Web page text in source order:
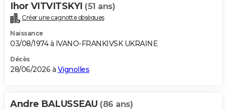
Alimentation
Guide de la santé
Maladies
Médicaments
Sommeil
VOYAGE
Destinations
City break
Voyage nature
Voyage de noces
Forum
Climat
+PHOTO
GUIDES D'ACHAT
CARTE DE VOEUX
Ihor VITVITSKYI (51 ans)
Créer une cagnotte obsèques
Naissance
03/08/1974 à IVANO-FRANKIVSK UKRAINE
Décès
28/06/2026 à Vignolles
Andre BALUSSEAU (86 ans)